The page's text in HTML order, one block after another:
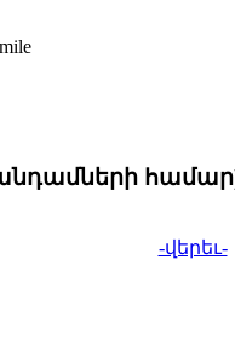
-վերեւ-